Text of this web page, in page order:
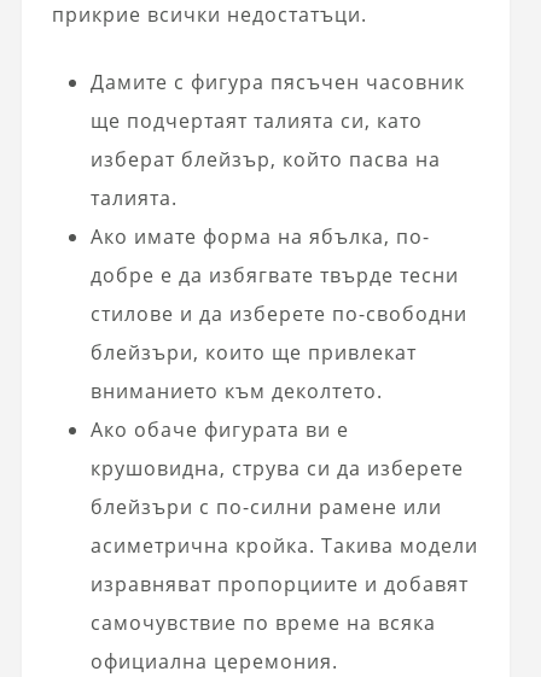
прикрие всички недостатъци.
Дамите с фигура пясъчен часовник
ще подчертаят талията си, като
изберат блейзър, който пасва на
талията.
Ако имате форма на ябълка, по-
добре е да избягвате твърде тесни
стилове и да изберете по-свободни
блейзъри, които ще привлекат
вниманието към деколтето.
Ако обаче фигурата ви е
крушовидна, струва си да изберете
блейзъри с по-силни рамене или
асиметрична кройка. Такива модели
изравняват пропорциите и добавят
самочувствие по време на всяка
официална церемония.